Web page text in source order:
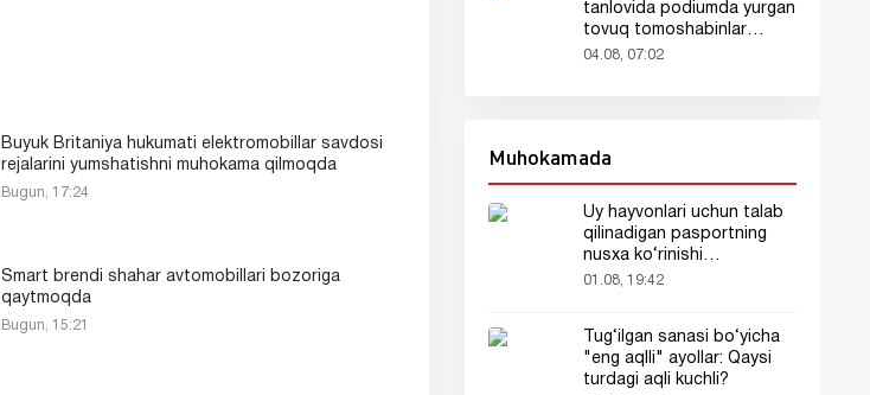
Buyuk Britaniya hukumati elektromobillar savdosi
rejalarini yumshatishni muhokama qilmoqda
Bugun, 17:24
Smart brendi shahar avtomobillari bozoriga
qaytmoqda
Bugun, 15:21
tanlovida podiumda yurgan
tovuq tomoshabinlar
e’tiborini tortdi
04.08, 07:02
Muhokamada
Uy hayvonlari uchun talab
qilinadigan pasportning
nusxa ko‘rinishi
tarmoqlarda tarqaldi
01.08, 19:42
Tug‘ilgan sanasi bo‘yicha
"eng aqlli" ayollar: Qaysi
turdagi aqli kuchli?